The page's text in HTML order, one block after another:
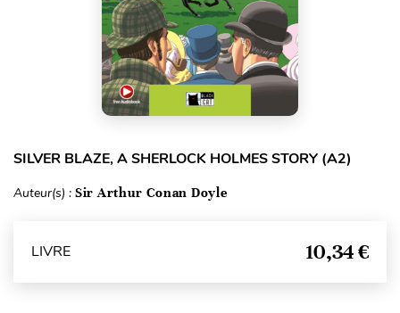
SILVER BLAZE, A SHERLOCK HOLMES STORY (A2)
Auteur(s) : Sir Arthur Conan Doyle
LIVRE 10,34 €